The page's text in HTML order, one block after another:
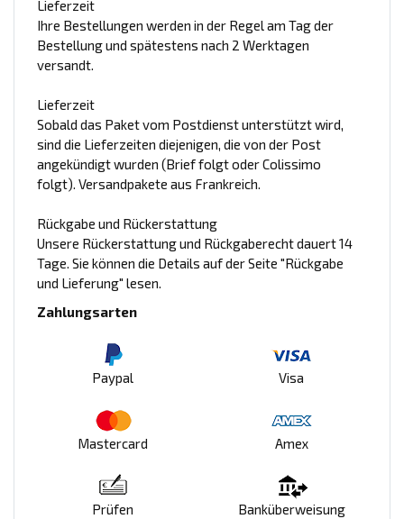
Lieferzeit
Ihre Bestellungen werden in der Regel am Tag der
Bestellung und spätestens nach 2 Werktagen
versandt.
Lieferzeit
Sobald das Paket vom Postdienst unterstützt wird,
sind die Lieferzeiten diejenigen, die von der Post
angekündigt wurden (Brief folgt oder Colissimo
folgt). Versandpakete aus Frankreich.
Rückgabe und Rückerstattung
Unsere Rückerstattung und Rückgaberecht dauert 14
Tage. Sie können die Details auf der Seite "Rückgabe
und Lieferung" lesen.
Zahlungsarten
Paypal Visa
Mastercard Amex
Prüfen Banküberweisung